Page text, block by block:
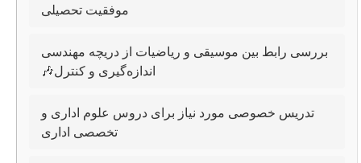
موفقیت تحصیلی
بررسی رابط بین موسیقی و ریاضیات از دریچه مهندسی
اندازه‌گیری و کنترل🎶
تدریس خصوصی مورد نیاز برای دروس علوم اداری و
تخصصی اداری